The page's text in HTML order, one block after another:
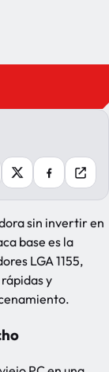
sin invertir en
base es la
LGA 1155,
y